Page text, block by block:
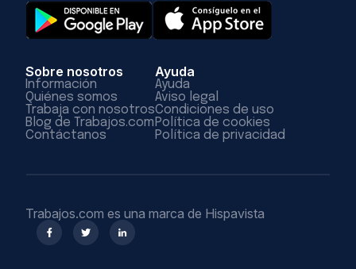
Sobre nosotros
Información
Quiénes somos
Trabaja con nosotros
Blog de Trabajos.com
Contáctanos
Ayuda
Ayuda
Aviso legal
Condiciones de uso
Política de cookies
Política de privacidad
Trabajos.com es una marca de Hispavista